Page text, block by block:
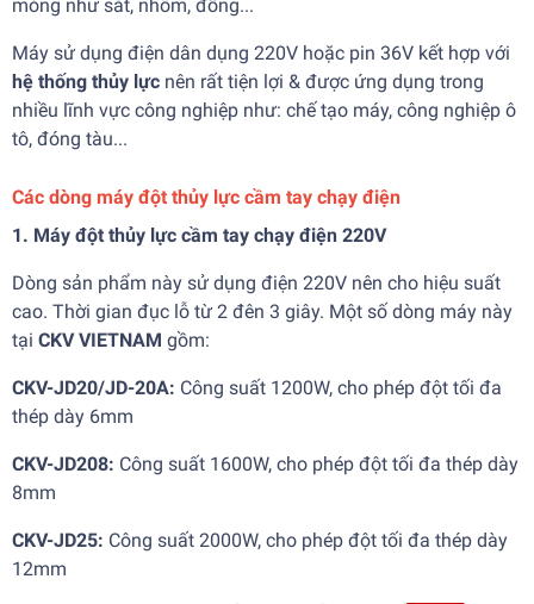
mỏng như sắt, nhôm, đồng...
Máy sử dụng điện dân dụng 220V hoặc pin 36V kết hợp với
hệ thống thủy lực nên rất tiện lợi & được ứng dụng trong
nhiều lĩnh vực công nghiệp như: chế tạo máy, công nghiệp ô
tô, đóng tàu...
Các dòng máy đột thủy lực cầm tay chạy điện
1. Máy đột thủy lực cầm tay chạy điện 220V
Dòng sản phẩm này sử dụng điện 220V nên cho hiệu suất
cao. Thời gian đục lỗ từ 2 đên 3 giây. Một số dòng máy này
tại CKV VIETNAM gồm:
CKV-JD20/JD-20A: Công suất 1200W, cho phép đột tối đa
thép dày 6mm
CKV-JD208: Công suất 1600W, cho phép đột tối đa thép dày
8mm
CKV-JD25: Công suất 2000W, cho phép đột tối đa thép dày
12mm